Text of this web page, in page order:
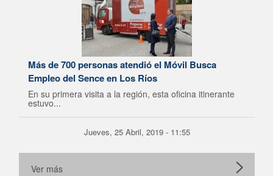
Más de 700 personas atendió el Móvil Busca
Empleo del Sence en Los Ríos
En su primera visita a la región, esta oficina itinerante
estuvo...
Jueves, 25 Abril, 2019 - 11:55
Ver más